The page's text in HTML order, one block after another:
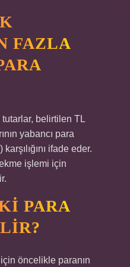
FAZLA
belirtilen TL
yabancı para
ifade eder.
işlemi için
PARA
öncelikle paranın